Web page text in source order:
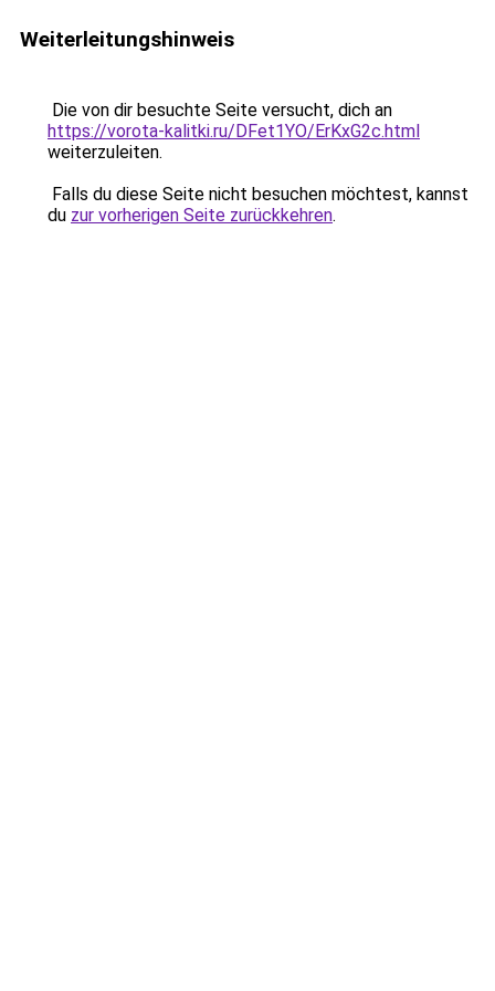
Weiterleitungshinweis
Die von dir besuchte Seite versucht, dich an
https://vorota-kalitki.ru/DFet1YO/ErKxG2c.html
weiterzuleiten.
Falls du diese Seite nicht besuchen möchtest, kannst
du zur vorherigen Seite zurückkehren.